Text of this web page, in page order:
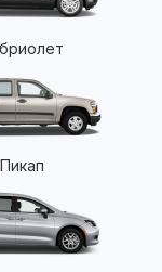
Пикап